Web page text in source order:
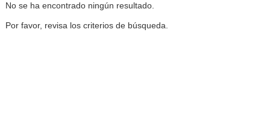
No se ha encontrado ningún resultado.
Por favor, revisa los criterios de búsqueda.